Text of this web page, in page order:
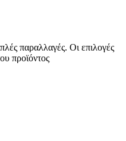
παραλλαγές. Οι επιλογές
προϊόντος